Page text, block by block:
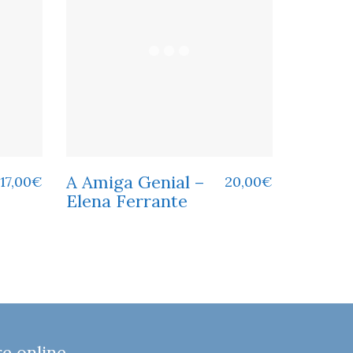
17,00€
A Amiga Genial –
Elena Ferrante
20,00€